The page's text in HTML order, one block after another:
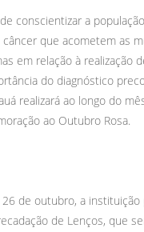
conscientizar a
que acometem as
em relação à realização
do diagnóstico
realizará ao longo do
ao Outubro Rosa.
de outubro, a instituição
de Lenços, que